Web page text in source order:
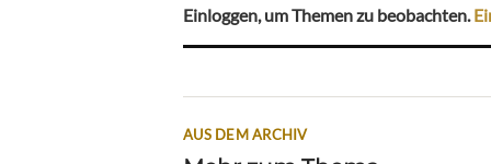
Einloggen, um Themen zu beobachten.
AUS DEM ARCHIV